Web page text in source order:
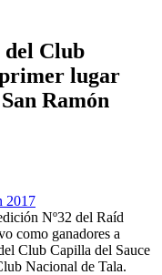
del Club
lugar
Ramón
Nº32 del Raíd
como ganadores a
Club Capilla del Sauce
Nacional de Tala.